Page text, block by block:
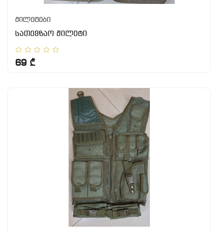
ჟილეტები
სათევზაო ჟილეტი
69 ₾